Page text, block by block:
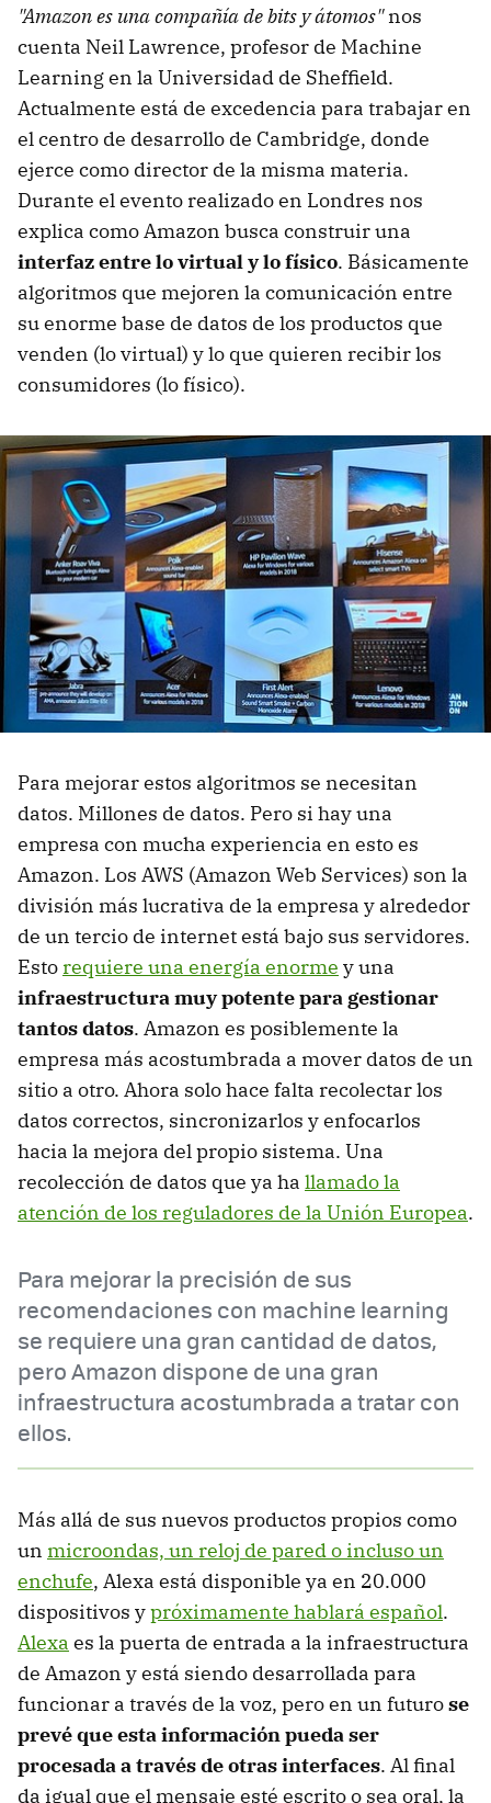
"Amazon es una compañía de bits y átomos"nos
cuenta Neil Lawrence, profesor de Machine
Learning en la Universidad de Sheffield.
Actualmente está de excedencia para trabajar en
el centro de desarrollo de Cambridge, donde
ejerce como director de la misma materia.
Durante el evento realizado en Londres nos
explica como Amazon busca construir una
interfaz entre lo virtual y lo físico. Básicamente
algoritmos que mejoren la comunicación entre
su enorme base de datos de los productos que
venden (lo virtual) y lo que quieren recibir los
consumidores (lo físico).
Para mejorar estos algoritmos se necesitan
datos. Millones de datos. Pero si hay una
empresa con mucha experiencia en esto es
Amazon. Los AWS (Amazon Web Services) son la
división más lucrativa de la empresa y alrededor
de un tercio de internet está bajo sus servidores.
Estorequiere una energía enorme y una
infraestructura muy potente para gestionar
tantos datos. Amazon es posiblemente la
empresa más acostumbrada a mover datos de un
sitio a otro. Ahora solo hace falta recolectar los
datos correctos, sincronizarlos y enfocarlos
hacia la mejora del propio sistema. Una
recolección de datos que ya ha llamado la
atención de los reguladores de la Unión Europea.
Para mejorar la precisión de sus
recomendaciones con machine learning
se requiere una gran cantidad de datos,
pero Amazon dispone de una gran
infraestructura acostumbrada a tratar con
ellos.
Más allá de sus nuevos productos propios como
un microondas, un reloj de pared o incluso un
enchufe, Alexa está disponible ya en 20.000
dispositivos ypróximamente hablará español.
Alexa es la puerta de entrada a la infraestructura
de Amazon y está siendo desarrollada para
funcionar a través de la voz, pero en un futurose
prevé que esta información pueda ser
procesada a través de otras interfaces. Al final
da igual que el mensaje esté escrito o sea oral, la